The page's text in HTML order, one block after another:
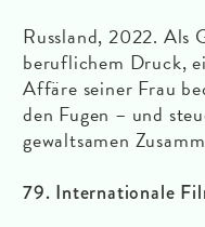
Russland, 2022. Als
beruflichem Druck,
Affäre seiner Frau
den Fugen – und
gewaltsamen
79. Internationale